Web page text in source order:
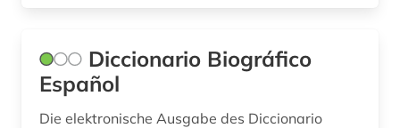
medienwissenschaft (20)
mexiko (4)
Diccionario Biográfico
Español
Die elektronische Ausgabe des Diccionario